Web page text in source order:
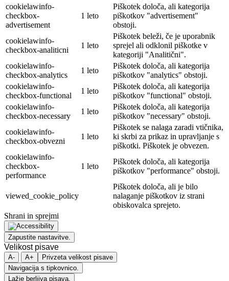
cookielawinfo-
checkbox-
advertisement
1 leto
Piškotek določa, ali kategorija
piškotkov "advertisement"
obstoji.
cookielawinfo-
checkbox-analiticni
1 leto
Piškotek beleži, če je uporabnik
sprejel ali odklonil piškotke v
kategoriji "Analitični".
cookielawinfo-
checkbox-analytics
1 leto
Piškotek določa, ali kategorija
piškotkov "analytics" obstoji.
cookielawinfo-
checkbox-functional
1 leto
Piškotek določa, ali kategorija
piškotkov "functional" obstoji.
cookielawinfo-
checkbox-necessary
1 leto
Piškotek določa, ali kategorija
piškotkov "necessary" obstoji.
cookielawinfo-
checkbox-obvezni
1 leto
Piškotek se nalaga zaradi vtičnika,
ki skrbi za prikaz in upravljanje s
piškotki. Piškotek je obvezen.
cookielawinfo-
checkbox-
performance
1 leto
Piškotek določa, ali kategorija
piškotkov "performance" obstoji.
viewed_cookie_policy
Piškotek določa, ali je bilo
nalaganje piškotkov iz strani
obiskovalca sprejeto.
Shrani in sprejmi
Zapustite nastavitve.
Velikost pisave
A- A+
Privzeta velikost pisave
Navigacija s tipkovnico.
Lažje berljiva pisava.